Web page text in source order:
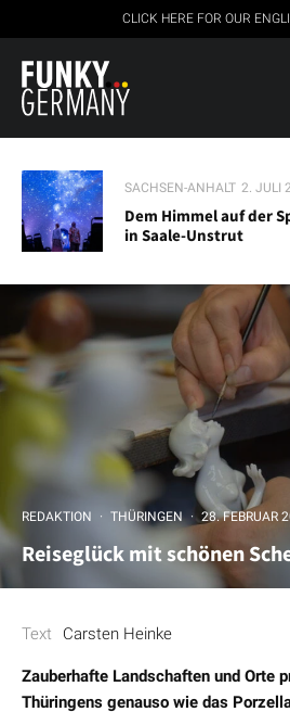
CLICK HERE FOR OUR
SACHSEN-ANHALT 2. JULI
Dem Himmel auf der
in Saale-Unstrut
REDAKTION · THÜRINGEN · 28. FEBRUAR
Reiseglück mit schönen
Text Carsten Heinke
Zauberhafte Landschaften und Orte
Thüringens genauso wie das